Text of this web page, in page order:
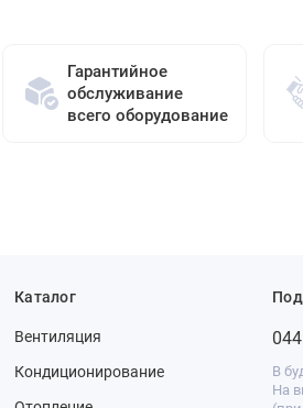
Гарантийное
обслуживание
всего оборудование
Каталог
Вентиляция
Кондиционирование
В
На